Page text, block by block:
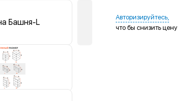
Авторизируйтесь,
что бы снизить цену